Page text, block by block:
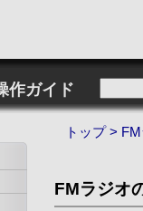
作ガイド
トップ>
FMラジオ